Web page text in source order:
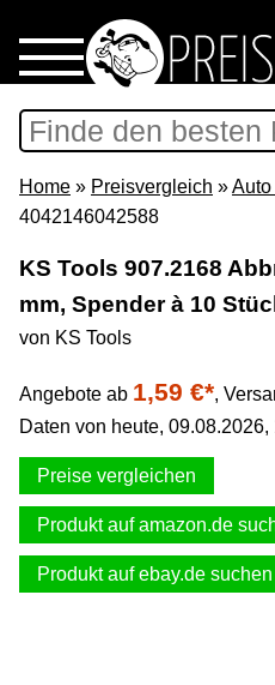
Home
Download
Support &
Presse
Datenschutz
Impressum
Home » Preisvergleich »Auto
4042146042588
KS Tools 907.2168
mm, Spender à 10
von KS Tools
Angebote ab 1,59 €*,
Daten von heute, 09.08.2026,
Preise vergleichen
Produkt auf amazon.de
Produkt auf ebay.de suchen